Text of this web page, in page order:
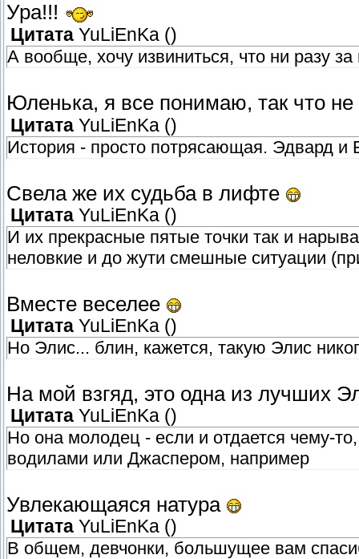
Ура!!!
Цитата YuLiEnKa ()
А вообще, хочу извиниться, что ни разу
Юленька, я все понимаю, так что
Цитата YuLiEnKa ()
История - просто потрясающая. Эдвард и
Свела же их судьба в лифте
Цитата YuLiEnKa ()
И их прекрасные пятые точки так и
неловкие и до жути смешные ситуации
Вместе веселее
Цитата YuLiEnKa ()
Но Элис... блин, кажется, такую Элис
На мой взгяд, это одна из лучших
Цитата YuLiEnKa ()
Но она молодец - если и отдается чему-
водилами или Джаспером, например
Увлекающаяся натура
Цитата YuLiEnKa ()
В общем, девчонки, большущее вам